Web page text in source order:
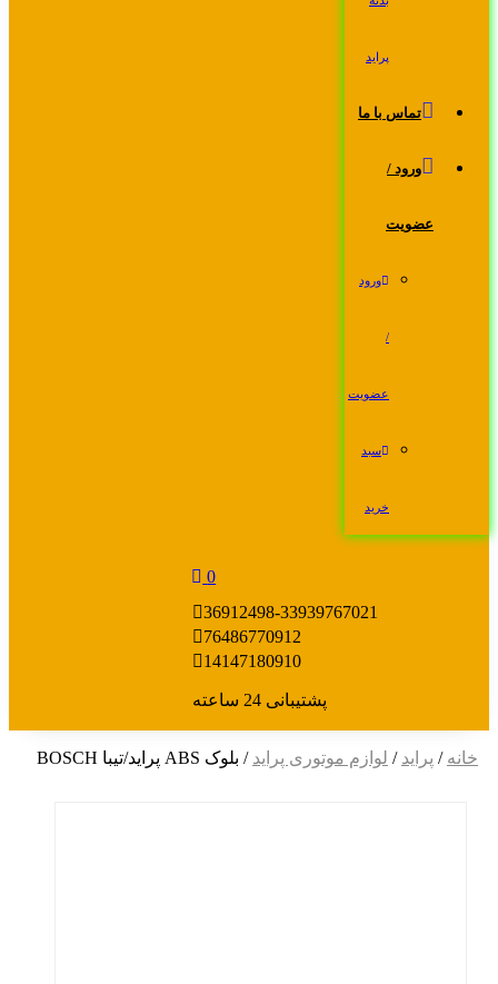
پراید
تماس با ما
ورود /
عضویت
ورود
/
عضویت
سبد
خرید
0
36912498-33939767021
76486770912
14147180910
پشتیبانی 24 ساعته
خانه / پراید / لوازم موتوری پراید / بلوک ABS پراید/تیبا BOSCH